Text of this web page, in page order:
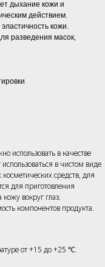
дыхание кожи и
действием.
кожи.
разведения масок,
использовать в качестве
в чистом виде
средств, для
для приготовления
вокруг глаз.
компонентов продукта.
от +15 до +25 ℃.